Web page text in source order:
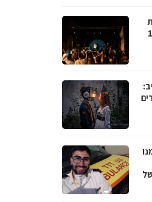
100